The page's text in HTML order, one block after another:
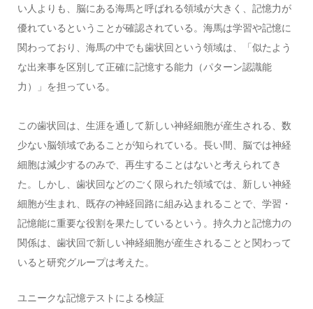
い人よりも、脳にある海馬と呼ばれる領域が大きく、記憶力が
優れているということが確認されている。海馬は学習や記憶に
関わっており、海馬の中でも歯状回という領域は、「似たよう
な出来事を区別して正確に記憶する能力（パターン認識能
力）」を担っている。
この歯状回は、生涯を通して新しい神経細胞が産生される、数
少ない脳領域であることが知られている。長い間、脳では神経
細胞は減少するのみで、再生することはないと考えられてき
た。しかし、歯状回などのごく限られた領域では、新しい神経
細胞が生まれ、既存の神経回路に組み込まれることで、学習・
記憶能に重要な役割を果たしているという。持久力と記憶力の
関係は、歯状回で新しい神経細胞が産生されることと関わって
いると研究グループは考えた。
ユニークな記憶テストによる検証